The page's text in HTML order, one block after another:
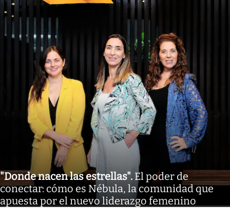
"Donde nacen las estrellas". El poder de
conectar: cómo es Nébula, la comunidad que
apuesta por el nuevo liderazgo femenino